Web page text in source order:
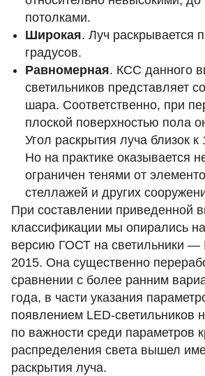
потолками.
Широкая. Луч раскрывается
градусов.
Равномерная. КСС данного
светильников представляет
шара. Соответственно, при
плоской поверхностью пола
Угол раскрытия луча близок к
Но на практике оказывается
ограничен тенями от
стеллажей и других
При составлении приведенной
классификации мы опирались
версию ГОСТ на светильники
2015. Она существенно
сравнении с более ранним
года, в части указания
появлением LED-светильников
по важности среди параметров
распределения света вышел
раскрытия луча.